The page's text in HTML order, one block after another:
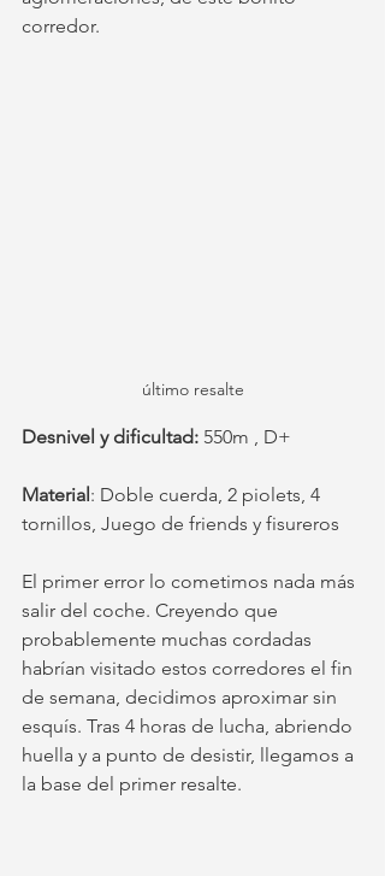
corredor.
último resalte
Desnivel y dificultad: 550m , D+
Material: Doble cuerda, 2 piolets, 4
tornillos, Juego de friends y fisureros
El primer error lo cometimos nada más
salir del coche. Creyendo que
probablemente muchas cordadas
habrían visitado estos corredores el fin
de semana, decidimos aproximar sin
esquís. Tras 4 horas de lucha, abriendo
huella y a punto de desistir, llegamos a
la base del primer resalte.